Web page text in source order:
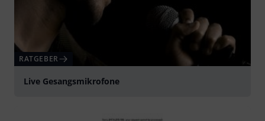
RATGEBER
Live Gesangsmikrofone